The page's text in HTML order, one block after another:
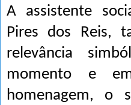
A assistente
Pires dos Reis,
relevância
momento e
homenagem, o